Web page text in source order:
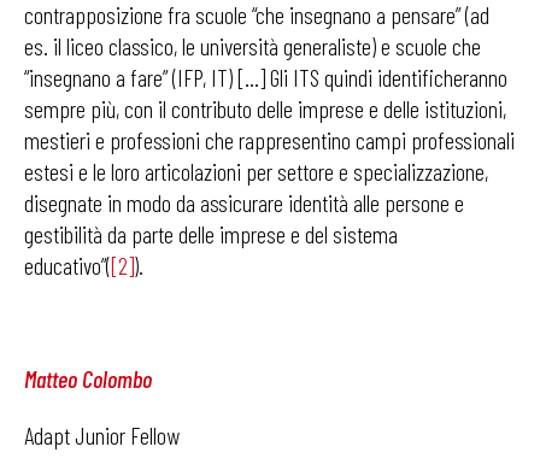
contrapposizione fra scuole “che insegnano a pensare” (ad
es. il liceo classico, le università generaliste) e scuole che
“insegnano a fare” (IFP, IT) […] Gli ITS quindi identificheranno
sempre più, con il contributo delle imprese e delle istituzioni,
mestieri e professioni che rappresentino campi professionali
estesi e le loro articolazioni per settore e specializzazione,
disegnate in modo da assicurare identità alle persone e
gestibilità da parte delle imprese e del sistema
educativo”([2]).
Matteo Colombo
Adapt Junior Fellow